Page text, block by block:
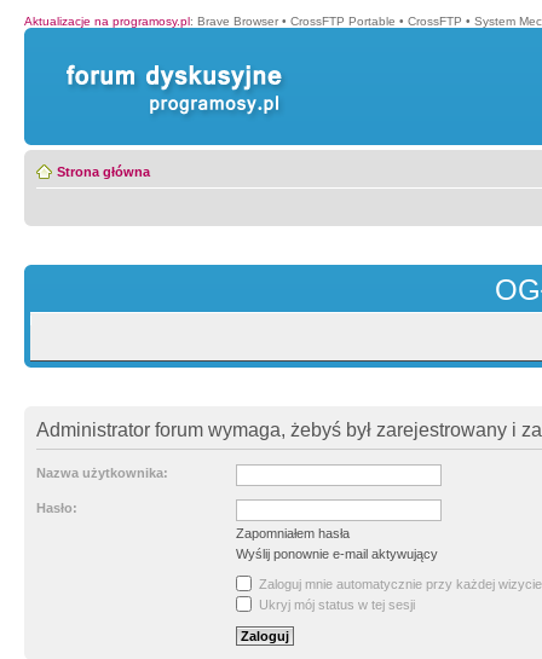
Aktualizacje na programosy.pl: Brave Browser • CrossFTP Portable • CrossFTP • System
Strona główna
Administrator forum wymaga, żebyś był zarejestrowany i
Nazwa użytkownika:
Hasło:
Zapomniałem hasła
Wyślij ponownie e-mail aktywujący
Zaloguj mnie automatycznie przy każdej wizycie
Ukryj mój status w tej sesji